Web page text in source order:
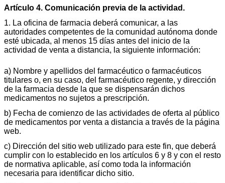
Artículo 4. Comunicación previa de la actividad.
1. La oficina de farmacia deberá comunicar, a las
autoridades competentes de la comunidad autónoma donde
esté ubicada, al menos 15 días antes del inicio de la
actividad de venta a distancia, la siguiente información:
a) Nombre y apellidos del farmacéutico o farmacéuticos
titulares o, en su caso, del farmacéutico regente, y dirección
de la farmacia desde la que se dispensarán dichos
medicamentos no sujetos a prescripción.
b) Fecha de comienzo de las actividades de oferta al público
de medicamentos por venta a distancia a través de la página
web.
c) Dirección del sitio web utilizado para este fin, que deberá
cumplir con lo establecido en los artículos 6 y 8 y con el resto
de normativa aplicable, así como toda la información
necesaria para identificar dicho sitio.